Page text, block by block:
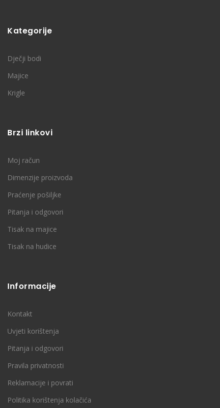
Kategorije
Dječji bodi
Majice
Krigle
Brzi linkovi
Moj račun
Dimenzije proizvoda
Praćenje pošiljke
Pitanja i odgovori
Tisak na majice
Tisak na hudice
Informacije
Kontakt
Uvjeti korištenja
Pitanja i odgovori
Pravila privatnosti
Reklamacije i povrati
Politika korištenja kolačića